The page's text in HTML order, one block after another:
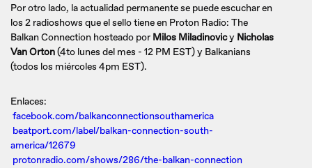
Por otro lado, la actualidad permanente se puede escuchar en
los 2 radioshows que el sello tiene en Proton Radio: The
Balkan Connection hosteado por Milos Miladinovicy Nicholas
Van Orton(4to lunes del mes - 12 PM EST) y Balkanians
(todos los miércoles 4pm EST).
Enlaces:
facebook.com/balkanconnectionsouthamerica
beatport.com/label/balkan-connection-south-
america/12679
protonradio.com/shows/286/the-balkan-connection